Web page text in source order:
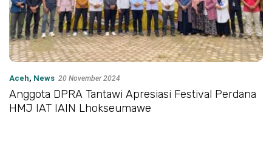
Aceh, News 20 November 2024
Anggota DPRA Tantawi Apresiasi Festival Perdana
HMJ IAT IAIN Lhokseumawe